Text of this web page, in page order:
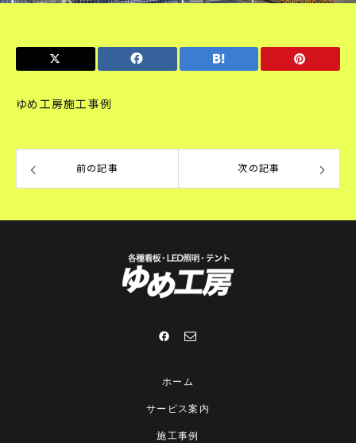
ゆめ工房施工事例
前の記事 次の記事
ホーム
サービス案内
施工事例